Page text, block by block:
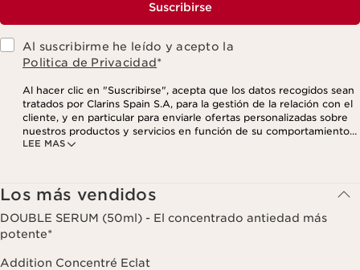
Suscribirse
Al suscribirme he leído y acepto la
Politica de Privacidad*
LEE MAS
Al hacer clic en "Suscribirse", acepta que los datos recogidos sean
tratados por Clarins Spain S.A, para la gestión de la relación con el
cliente, y en particular para enviarle ofertas personalizadas sobre
nuestros productos y servicios en función de su comportamiento
de compra, sus hábitos y/o intereses, incluso mediante su
momento haciendo click en el enlace para darse de baja que
aparece en cada newsletter que reciba. Para más información
sobre la gestión de sus datos y sus derechos, consulte nuestra
Los más vendidos
DOUBLE SERUM (50ml) - El concentrado antiedad más
potente*
Addition Concentré Eclat